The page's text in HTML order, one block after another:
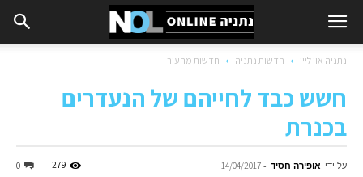
נתניה און ליין חדשות נתניה חדשות מהעיר
חשש כבד לחייהם של הנעדרים
בכנרת
על ידי אופירה חסיד -
14/04/2017
0 279